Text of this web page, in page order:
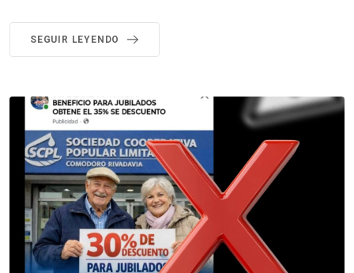
SEGUIR LEYENDO